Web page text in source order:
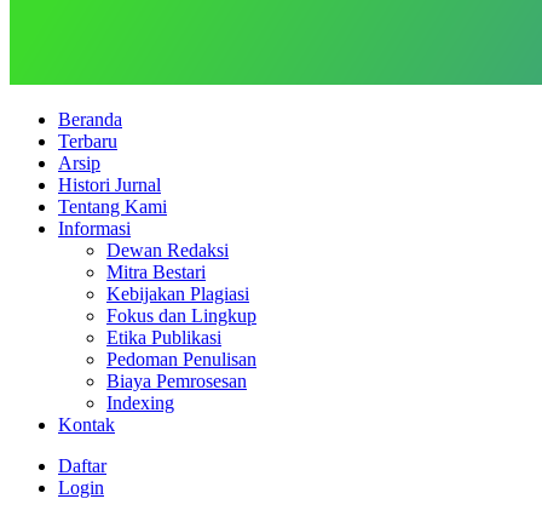
Beranda
Terbaru
Arsip
Histori Jurnal
Tentang Kami
Informasi
Dewan Redaksi
Mitra Bestari
Kebijakan Plagiasi
Fokus dan Lingkup
Etika Publikasi
Pedoman Penulisan
Biaya Pemrosesan
Indexing
Kontak
Daftar
Login